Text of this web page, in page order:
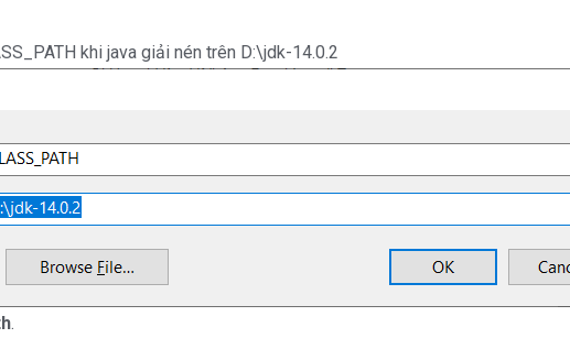
khi java giải nén trên D:\jdk-14.0.2
.